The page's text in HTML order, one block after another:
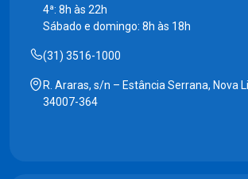
4ª: 8h às 22h
Sábado e domingo: 8h às 18h
(31) 3516-1000
R. Araras, s/n – Estância Serrana, Nova
34007-364